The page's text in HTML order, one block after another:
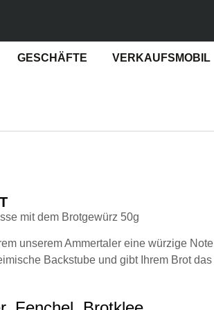
GESCHÄFTE VERKAUFSMOBIL
mit dem Brotgewürz 50g
unserem Ammertaler eine würzige
Backstube und gibt Ihrem Brot